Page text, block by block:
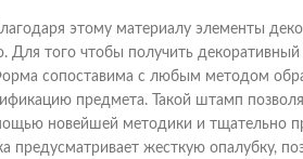
этому материалу элементы
Для того чтобы получить
сопоставима с любым методом
предмета. Такой штамп
новейшей методики и тщательно
жесткую опалубку,